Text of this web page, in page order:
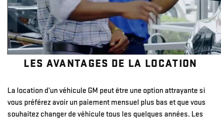
LES AVANTAGES DE LA LOCATION
La location d’un véhicule GM peut être une option attrayante si
vous préférez avoir un paiement mensuel plus bas et que vous
souhaitez changer de véhicule tous les quelques années. Les